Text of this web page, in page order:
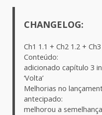
CHANGELOG:
Ch1 1.1 + Ch2 1.2 +
Conteúdo:
adicionado capítulo 3
‘Volta’
Melhorias no
antecipado:
melhorou a